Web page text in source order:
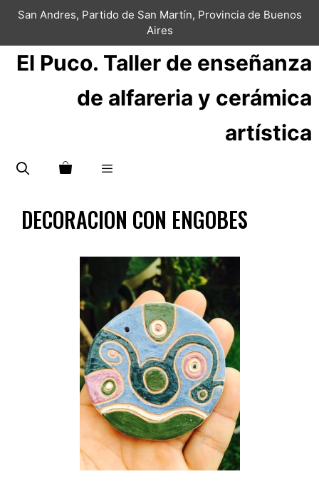
Saltar
contenido
San Andres, Partido de San Martín, Provincia de Buenos
Aires
El Puco. Taller de enseñanza
de alfareria y cerámica
artística
DECORACION CON ENGOBES